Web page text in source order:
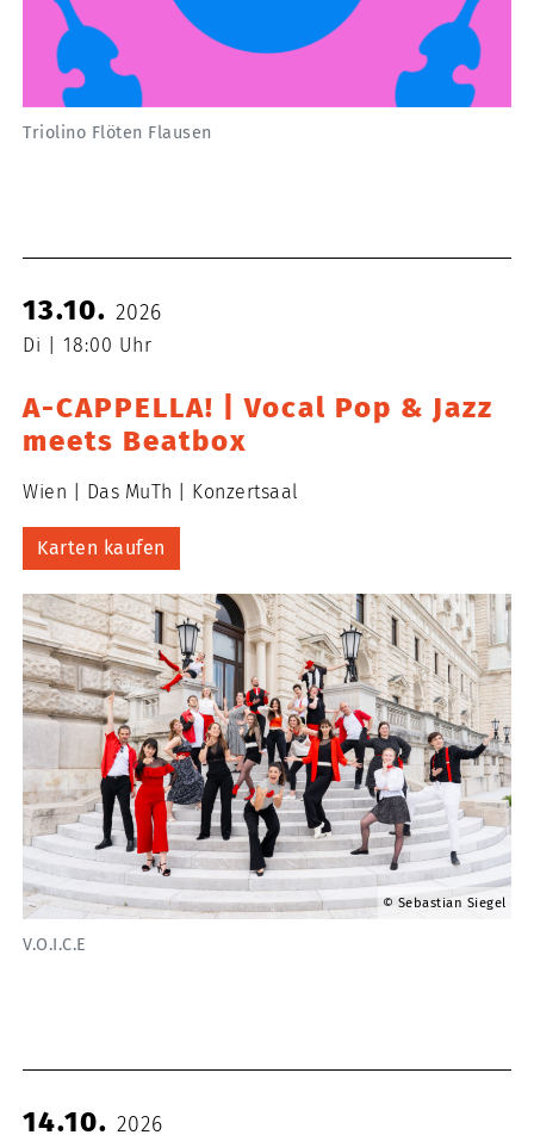
Triolino Flöten Flausen
13.10.2026
Di 18:00 Uhr
A-CAPPELLA! | Vocal Pop & Jazz
meets Beatbox
Wien Das MuTh Konzertsaal
Karten kaufen
Sebastian Siegel
V.O.I.C.E
14.10.2026